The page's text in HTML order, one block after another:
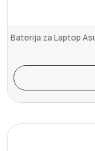
Baterija za Laptop